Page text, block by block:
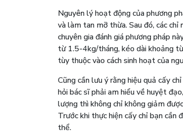
Nguyên lý hoạt động của phương
và làm tan mỡ thừa. Sau đó, các
chuyên gia đánh giá phương pháp
từ 1.5-4kg/tháng, kéo dài khoảng
tùy thuộc vào cách sinh hoạt của
Cũng cần lưu ý rằng hiệu quả cấy
hỏi bác sĩ phải am hiểu về huyệt
lượng thì không chỉ không giảm
Trước khi thực hiện cấy chỉ bạn cần
thể.